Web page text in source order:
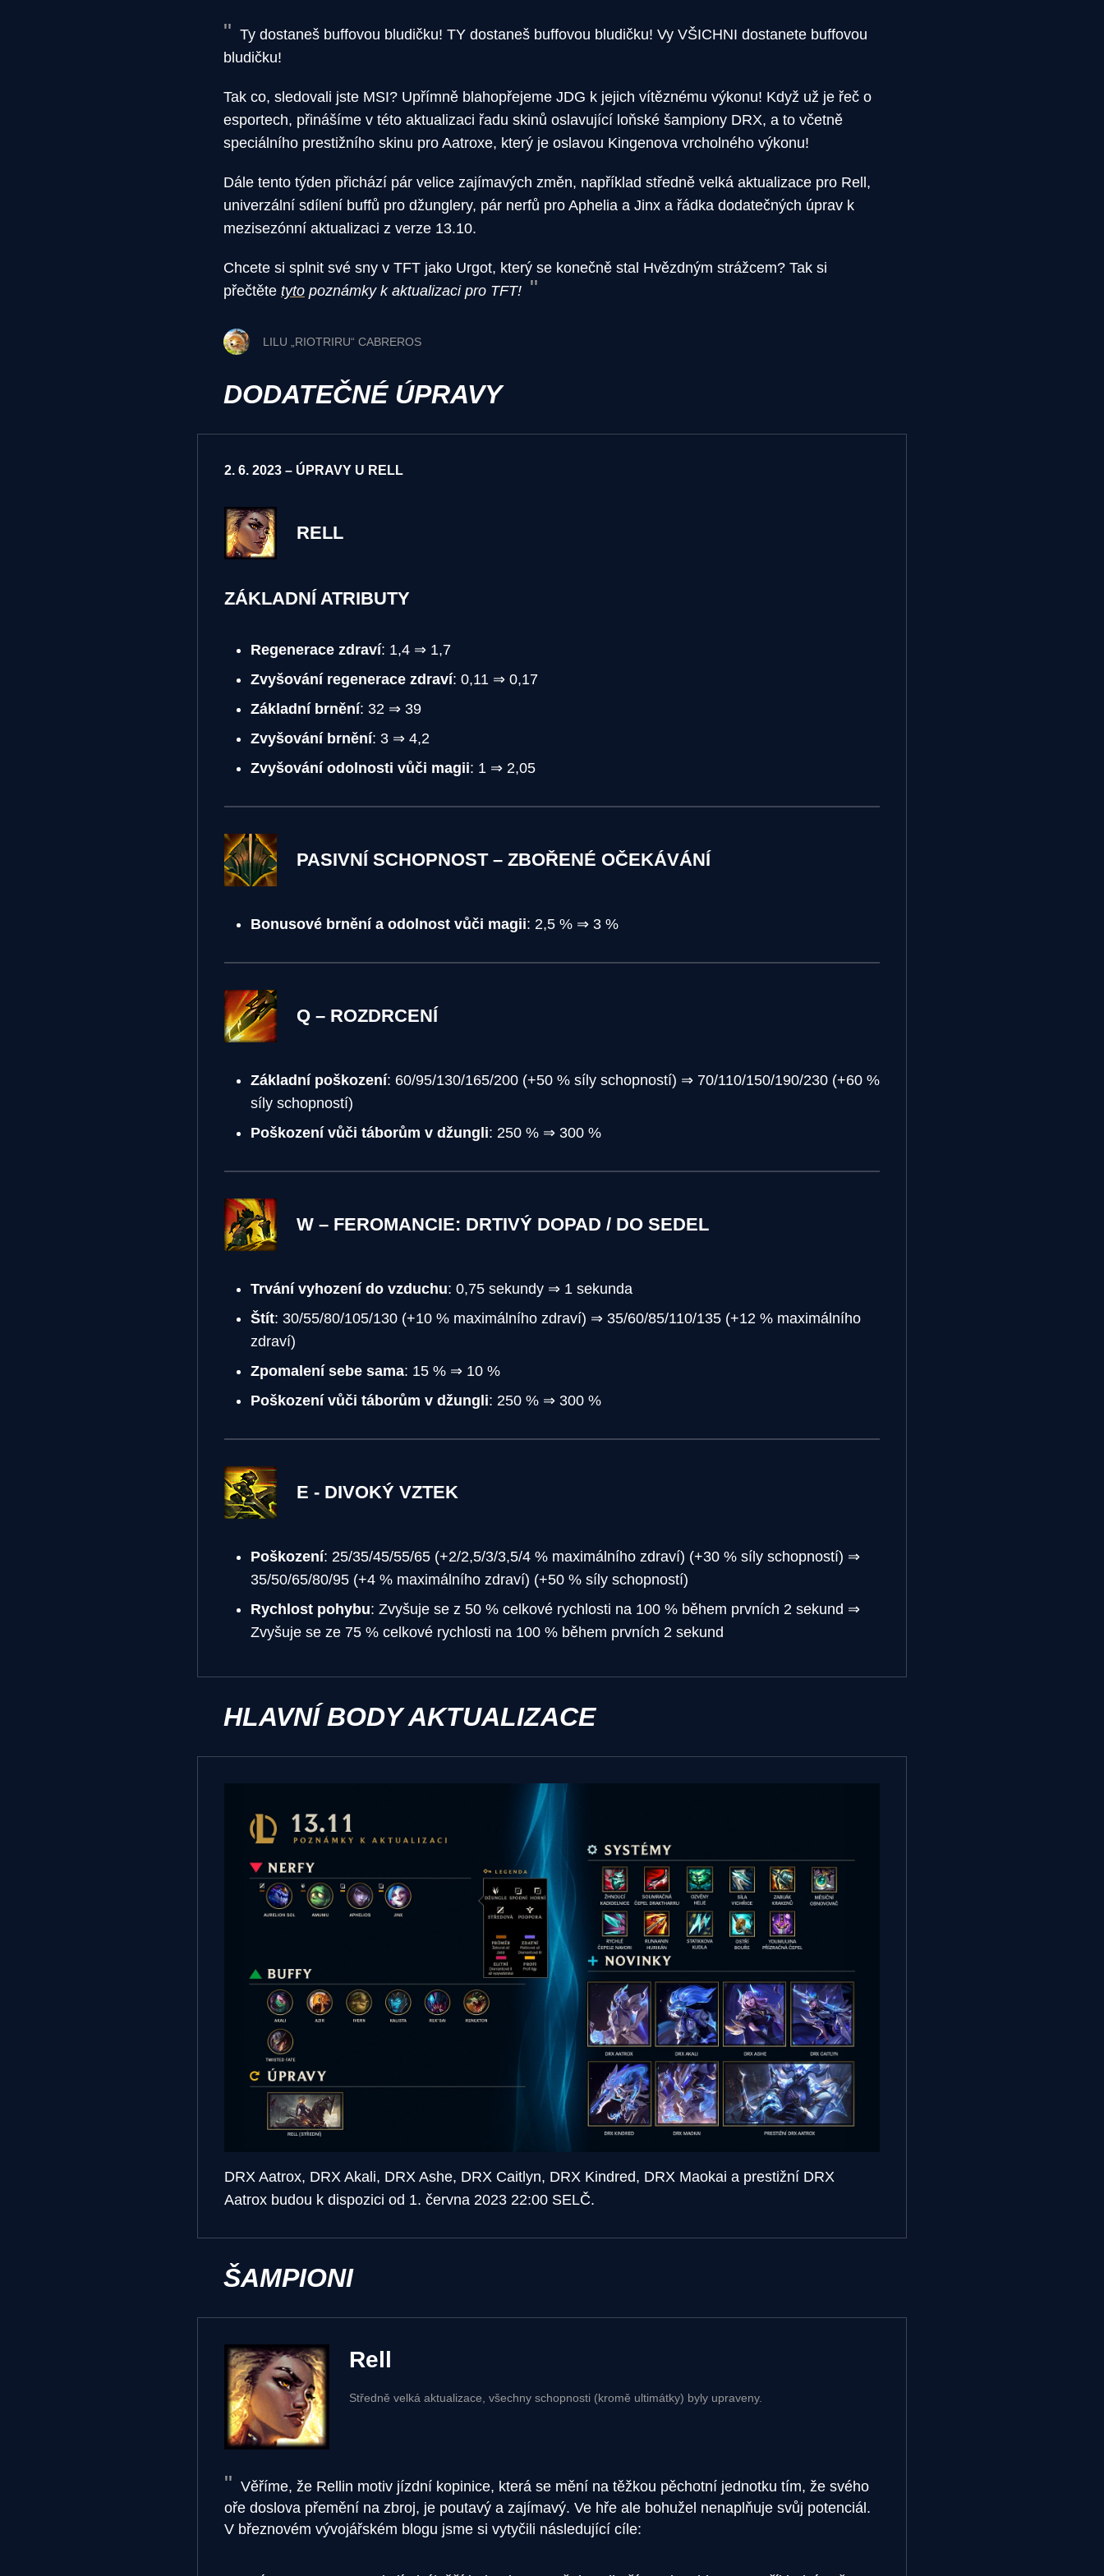
Ty dostaneš buffovou bludičku! TY dostaneš buffovou bludičku! Vy VŠICHNI dostanete buffovou
bludičku!
Tak co, sledovali jste MSI? Upřímně blahopřejeme JDG k jejich vítěznému výkonu! Když už je řeč o
esportech, přinášíme v této aktualizaci řadu skinů oslavující loňské šampiony DRX, a to včetně
speciálního prestižního skinu pro Aatroxe, který je oslavou Kingenova vrcholného výkonu!
Dále tento týden přichází pár velice zajímavých změn, například středně velká aktualizace pro Rell,
univerzální sdílení buffů pro džunglery, pár nerfů pro Aphelia a Jinx a řádka dodatečných úprav k
mezisezónní aktualizaci z verze 13.10.
Chcete si splnit své sny v TFT jako Urgot, který se konečně stal Hvězdným strážcem? Tak si
přečtěte tyto poznámky k aktualizaci pro TFT!
LILU „RIOTRIRU“ CABREROS
DODATEČNÉ ÚPRAVY
2. 6. 2023 – ÚPRAVY U RELL
RELL
ZÁKLADNÍ ATRIBUTY
Regenerace zdraví: 1,4 ⇒ 1,7
Zvyšování regenerace zdraví: 0,11 ⇒ 0,17
Základní brnění: 32 ⇒ 39
Zvyšování brnění: 3 ⇒ 4,2
Zvyšování odolnosti vůči magii: 1 ⇒ 2,05
PASIVNÍ SCHOPNOST – ZBOŘENÉ OČEKÁVÁNÍ
Bonusové brnění a odolnost vůči magii: 2,5 % ⇒ 3 %
Q – ROZDRCENÍ
Základní poškození: 60/95/130/165/200 (+50 % síly schopností) ⇒ 70/110/150/190/230 (+60 %
síly schopností)
Poškození vůči táborům v džungli: 250 % ⇒ 300 %
W – FEROMANCIE: DRTIVÝ DOPAD / DO SEDEL
Trvání vyhození do vzduchu: 0,75 sekundy ⇒ 1 sekunda
Štít: 30/55/80/105/130 (+10 % maximálního zdraví) ⇒ 35/60/85/110/135 (+12 % maximálního
zdraví)
Zpomalení sebe sama: 15 % ⇒ 10 %
Poškození vůči táborům v džungli: 250 % ⇒ 300 %
E - DIVOKÝ VZTEK
Poškození: 25/35/45/55/65 (+2/2,5/3/3,5/4 % maximálního zdraví) (+30 % síly schopností) ⇒
35/50/65/80/95 (+4 % maximálního zdraví) (+50 % síly schopností)
Rychlost pohybu: Zvyšuje se z 50 % celkové rychlosti na 100 % během prvních 2 sekund ⇒
Zvyšuje se ze 75 % celkové rychlosti na 100 % během prvních 2 sekund
HLAVNÍ BODY AKTUALIZACE
DRX Aatrox, DRX Akali, DRX Ashe, DRX Caitlyn, DRX Kindred, DRX Maokai a prestižní DRX
Aatrox budou k dispozici od 1. června 2023 22:00 SELČ.
ŠAMPIONI
Rell
Středně velká aktualizace, všechny schopnosti (kromě ultimátky) byly upraveny.
Věříme, že Rellin motiv jízdní kopinice, která se mění na těžkou pěchotní jednotku tím, že svého
oře doslova přemění na zbroj, je poutavý a zajímavý. Ve hře ale bohužel nenaplňuje svůj potenciál.
V březnovém vývojářském blogu jsme si vytyčili následující cíle: